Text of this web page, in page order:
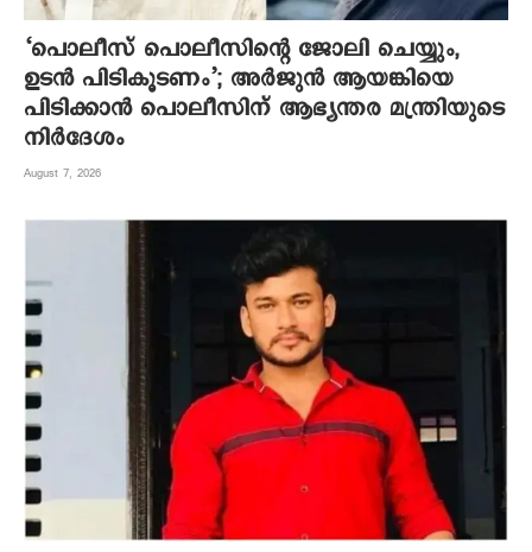
‘പൊലീസ് പൊലീസിന്റെ ജോലി ചെയ്യും,
ഉടന്‍ പിടികൂടണം’; അര്‍ജുന്‍ ആയങ്കിയെ
പിടിക്കാന്‍ പൊലീസിന് ആഭ്യന്തര മന്ത്രിയുടെ
നിര്‍ദേശം
August 7, 2026